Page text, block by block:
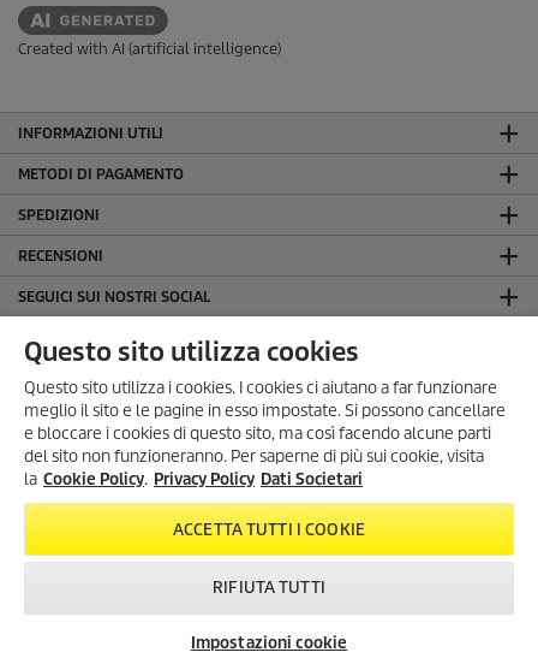
SONO ARRIVATI I SUMMER
DAYS!
Scopri tutte leofferte esclusive,
consconti fino al 35%!
FAQ
Created with AI (artificial intelligence)
INFORMAZIONI UTILI
METODI DI PAGAMENTO
SPEDIZIONI
RECENSIONI
SEGUICI SUI NOSTRI SOCIAL
LA NOSTRA AZIENDA
INFORMAZIONI GENERALI
INFORMAZIONI LEGALI
Dati Societari
Privacy Policy
Questo sito utilizza cookies
Questo sito utilizza i cookies. I cookies ci aiutano a far funzionare
meglio il sito e le pagine in esso impostate. Si possono cancellare
e bloccare i cookies di questo sito, ma così facendo alcune parti
del sito non funzioneranno. Per saperne di più sui cookie, visita
la Cookie Policy. Privacy Policy Dati Societari
ACCETTA TUTTI I COOKIE
RIFIUTA TUTTI
Impostazioni cookie